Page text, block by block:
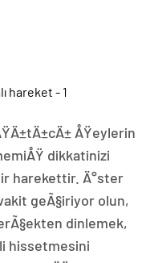
ÅŸeylerin
dikkatinizi
harekettir. Ä°ster
geÃ§iriyor olun,
dinlemek,
hissetmesini